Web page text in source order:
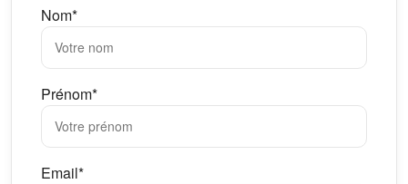
Nom*
Prénom*
Email*